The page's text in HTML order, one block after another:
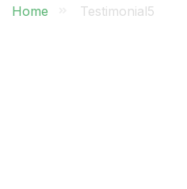
Home Testimonial5